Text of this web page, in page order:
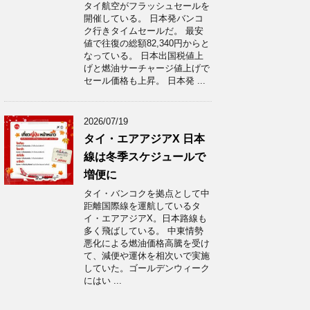
タイ航空がフラッシュセールを
開催している。 日本発バンコ
ク行きタイムセールだ。 最安
値で往復の総額82,340円からと
なっている。 日本出国税値上
げと燃油サーチャージ値上げで
セール価格も上昇。 日本発 ...
2026/07/19
タイ・エアアジアX 日本
線は冬季スケジュールで
増便に
タイ・バンコクを拠点として中
距離国際線を運航しているタ
イ・エアアジアX。日本路線も
多く飛ばしている。 中東情勢
悪化による燃油価格高騰を受け
て、減便や運休を相次いで実施
していた。ゴールデンウィーク
にはい ...